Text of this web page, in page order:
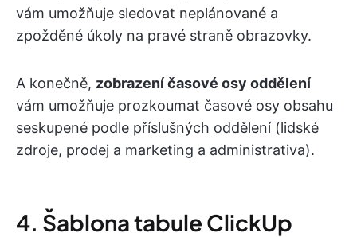
vám umožňuje sledovat neplánované a
zpožděné úkoly na pravé straně obrazovky.
A konečně, zobrazení časové osy oddělení
vám umožňuje prozkoumat časové osy obsahu
seskupené podle příslušných oddělení (lidské
zdroje, prodej a marketing a administrativa).
4. Šablona tabule ClickUp